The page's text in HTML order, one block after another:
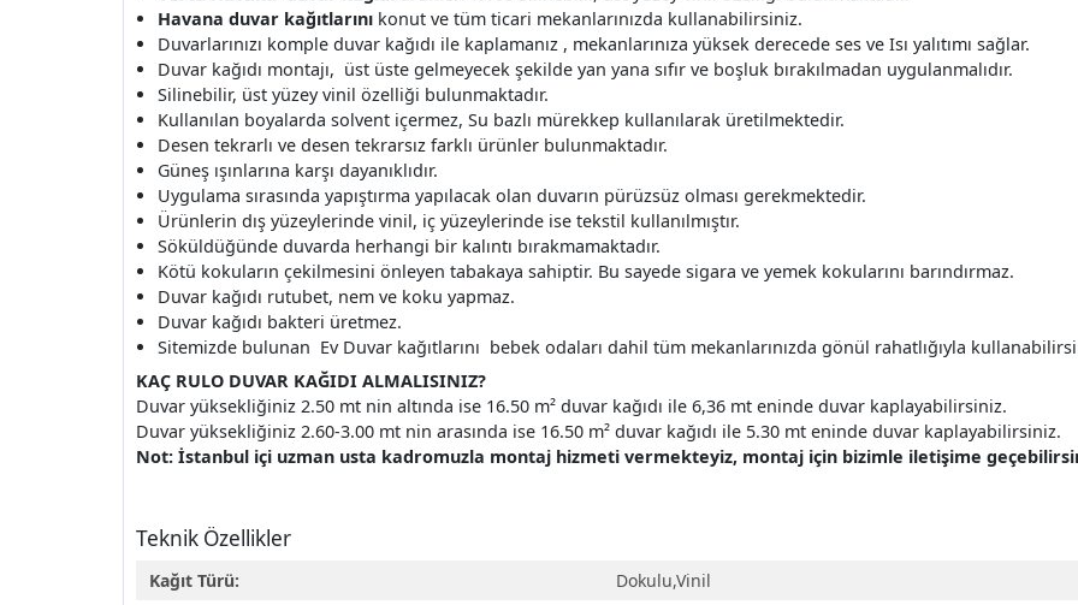
Havana duvar kağıtlarını konut ve tüm ticari mekanlarınızda kullanabilirsiniz.
Duvarlarınızı komple duvar kağıdı ile kaplamanız , mekanlarınıza yüksek derecede ses ve Isı yalıtımı sağlar.
Duvar kağıdı montajı, üst üste gelmeyecek şekilde yan yana sıfır ve boşluk bırakılmadan uygulanmalıdır.
Silinebilir, üst yüzey vinil özelliği bulunmaktadır.
Kullanılan boyalarda solvent içermez, Su bazlı mürekkep kullanılarak üretilmektedir.
Desen tekrarlı ve desen tekrarsız farklı ürünler bulunmaktadır.
Güneş ışınlarına karşı dayanıklıdır.
Uygulama sırasında yapıştırma yapılacak olan duvarın pürüzsüz olması gerekmektedir.
Ürünlerin dış yüzeylerinde vinil, iç yüzeylerinde ise tekstil kullanılmıştır.
Söküldüğünde duvarda herhangi bir kalıntı bırakmamaktadır.
Kötü kokuların çekilmesini önleyen tabakaya sahiptir. Bu sayede sigara ve yemek kokularını barındırmaz.
Duvar kağıdı rutubet, nem ve koku yapmaz.
Duvar kağıdı bakteri üretmez.
Sitemizde bulunan Ev Duvar kağıtlarını bebek odaları dahil tüm mekanlarınızda gönül rahatlığıyla
KAÇ RULO DUVAR KAĞIDI ALMALISINIZ?
Duvar yüksekliğiniz 2.50 mt nin altında ise 16.50 m² duvar kağıdı ile 6,36 mt eninde duvar kaplayabilirsiniz.
Duvar yüksekliğiniz 2.60-3.00 mt nin arasında ise 16.50 m² duvar kağıdı ile 5.30 mt eninde duvar kaplayabilirsiniz.
Not: İstanbul içi uzman usta kadromuzla montaj hizmeti vermekteyiz, montaj için bizimle iletişime
Teknik Özellikler
Kağıt Türü:
Dokulu,Vinil